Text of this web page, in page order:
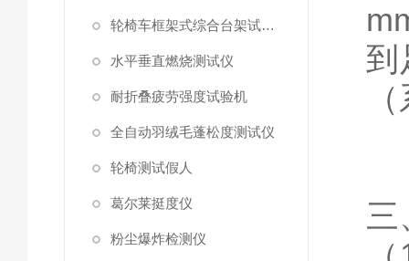
轮椅车框架式综合台架试验机
水平垂直燃烧测试仪
耐折叠疲劳强度试验机
全自动羽绒毛蓬松度测试仪
轮椅测试假人
葛尔莱挺度仪
粉尘爆炸检测仪
到
三